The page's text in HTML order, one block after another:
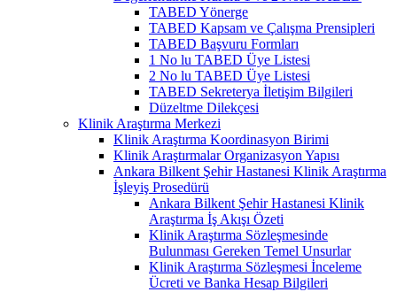
TABED Yönerge
TABED Kapsam ve Çalışma Prensipleri
TABED Başvuru Formları
1 No lu TABED Üye Listesi
2 No lu TABED Üye Listesi
TABED Sekreterya İletişim Bilgileri
Düzeltme Dilekçesi
Klinik Araştırma Merkezi
Klinik Araştırma Koordinasyon Birimi
Klinik Araştırmalar Organizasyon Yapısı
Ankara Bilkent Şehir Hastanesi Klinik Araştırma
İşleyiş Prosedürü
Ankara Bilkent Şehir Hastanesi Klinik
Araştırma İş Akışı Özeti
Klinik Araştırma Sözleşmesinde
Bulunması Gereken Temel Unsurlar
Klinik Araştırma Sözleşmesi İnceleme
Ücreti ve Banka Hesap Bilgileri